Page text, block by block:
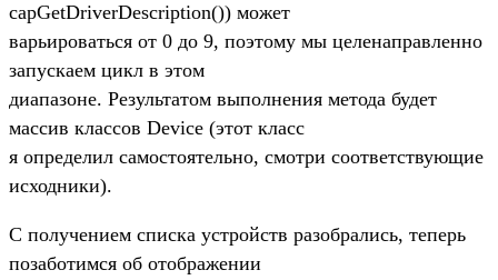
capGetDriverDescription()) может
варьироваться от 0 до 9, поэтому мы целенаправленно
запускаем цикл в этом
диапазоне. Результатом выполнения метода будет
массив классов Device (этот класс
я определил самостоятельно, смотри соответствующие
исходники).
С получением списка устройств разобрались, теперь
позаботимся об отображении